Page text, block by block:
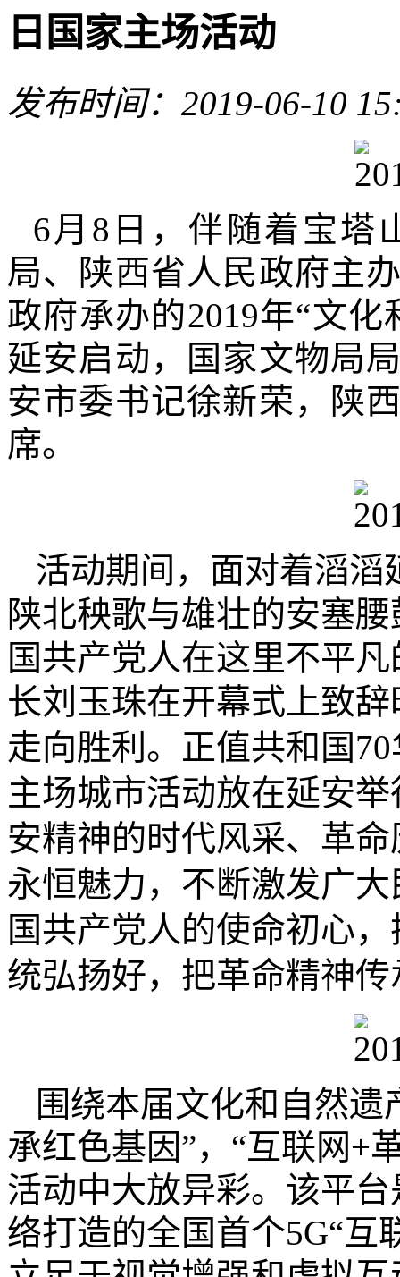
日国家主场活动
发布时间：2019-06-10
6月8日，伴随着宝塔
局、陕西省人民政府主
政府承办的2019年“文
延安启动，国家文物局
安市委书记徐新荣，陕
席。
活动期间， 面对着滔滔
陕北秧歌与雄壮的安塞腰
国共产党人在这里不平
长刘玉珠在开幕式上致辞
走向胜利。正值共和国70
主场城市活动放在延安
安精神的时代风采、革
永恒魅力，不断激发广
国共产党人的使命初心
统弘扬好，把革命精神传
围绕本届文化和自然
承红色基因”，“互联网+
活动中大放异彩。 该平台
络打造的全国首个5G“互